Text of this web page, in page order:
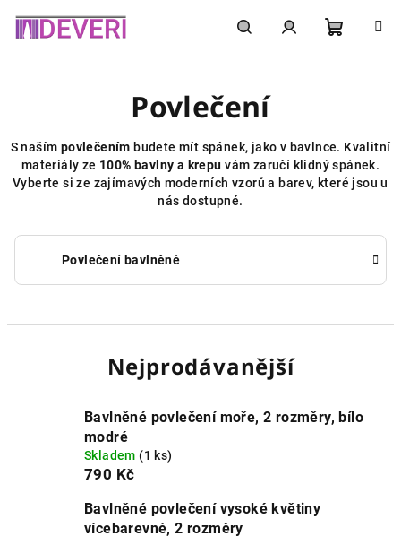
Povlečení
S naším povlečením budete mít spánek, jako v bavlnce. Kvalitní
materiály ze 100% bavlny a krepu vám zaručí klidný spánek.
Vyberte si ze zajímavých moderních vzorů a barev, které jsou u
nás dostupné.
Povlečení bavlněné
Nejprodávanější
Bavlněné povlečení moře, 2 rozměry, bílo
modré
Skladem (1 ks)
790 Kč
Bavlněné povlečení vysoké květiny
vícebarevné, 2 rozměry